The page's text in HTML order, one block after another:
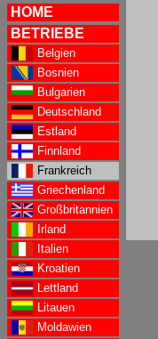
HOME
BETRIEBE
Belgien
Bosnien
Bulgarien
Deutschland
Estland
Finnland
Frankreich
Griechenland
Großbritannien
Irland
Italien
Kroatien
Lettland
Litauen
Moldawien